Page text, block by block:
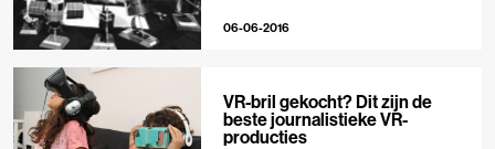
06-06-2016
VR-bril gekocht? Dit zijn de
beste journalistieke VR-
producties